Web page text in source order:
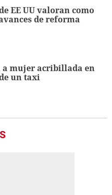
EE UU valoran como
de reforma
mujer acribillada en
un taxi